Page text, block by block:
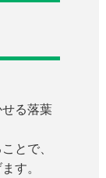
る落葉
とで、
す。